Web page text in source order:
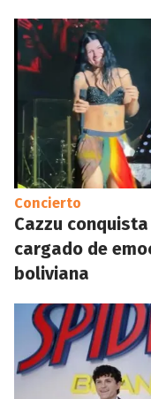
Concierto
Cazzu
cargado de
boliviana